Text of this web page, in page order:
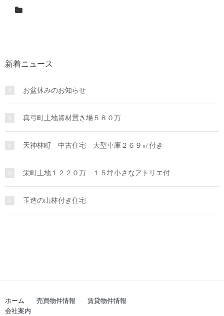
新着ニュース
お盆休みのお知らせ
真弓町土地資材置き場５８０万
天神林町 中古住宅 大型車庫２６９㎡付き
栄町土地１２２０万 １５坪小さなアトリエ付
玉造の山林付き住宅
ホーム 売買物件情報
賃貸物件情報
会社案内